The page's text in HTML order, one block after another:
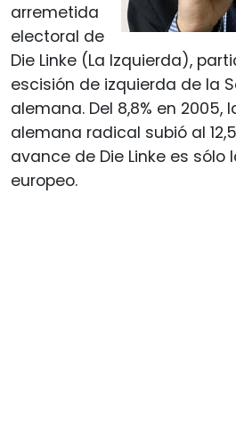
arremetida
electoral de
Die Linke (La Izquierda),
escisión de izquierda de la
alemana. Del 8,8% en 2005,
alemana radical subió al
avance de Die Linke es
europeo.